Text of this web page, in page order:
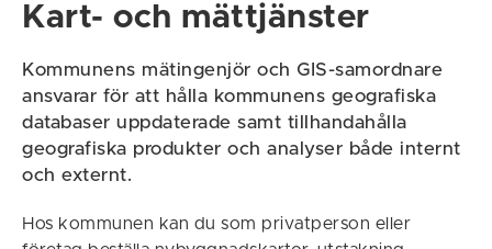
Kart- och mättjänster
Kommunens mätingenjör och GIS-samordnare
ansvarar för att hålla kommunens geografiska
databaser uppdaterade samt tillhandahålla
geografiska produkter och analyser både internt
och externt.
Hos kommunen kan du som privatperson eller